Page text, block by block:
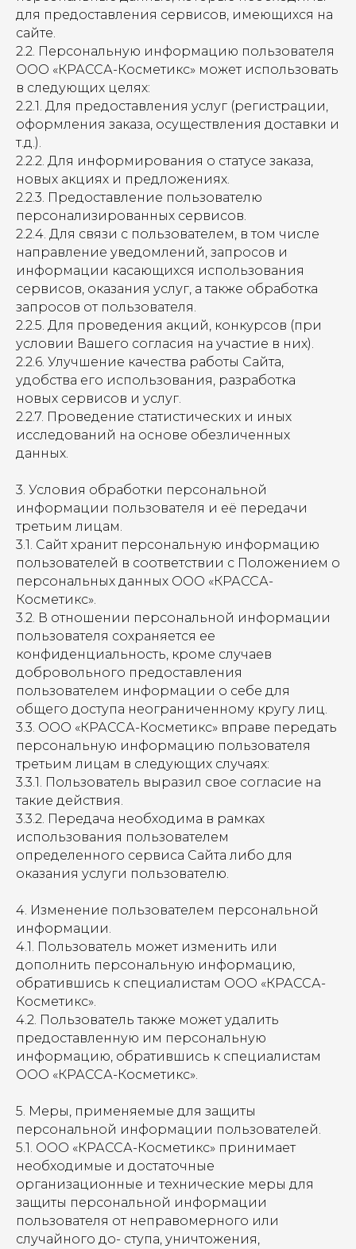
для предоставления сервисов, имеющихся на
сайте.
2.2. Персональную информацию пользователя
ООО «КРАССА-Косметикс» может использовать
в следующих целях:
2.2.1. Для предоставления услуг (регистрации,
оформления заказа, осуществления доставки и
т.д.).
2.2.2. Для информирования о статусе заказа,
новых акциях и предложениях.
2.2.3. Предоставление пользователю
персонализированных сервисов.
2.2.4. Для связи с пользователем, в том числе
направление уведомлений, запросов и
информации касающихся использования
сервисов, оказания услуг, а также обработка
запросов от пользователя.
2.2.5. Для проведения акций, конкурсов (при
условии Вашего согласия на участие в них).
2.2.6. Улучшение качества работы Сайта,
удобства его использования, разработка
новых сервисов и услуг.
2.2.7. Проведение статистических и иных
исследований на основе обезличенных
данных.
3. Условия обработки персональной
информации пользователя и её передачи
третьим лицам.
3.1. Сайт хранит персональную информацию
пользователей в соответствии с Положением о
персональных данных ООО «КРАССА-
Косметикс».
3.2. В отношении персональной информации
пользователя сохраняется ее
конфиденциальность, кроме случаев
добровольного предоставления
пользователем информации о себе для
общего доступа неограниченному кругу лиц.
3.3. ООО «КРАССА-Косметикс» вправе передать
персональную информацию пользователя
третьим лицам в следующих случаях:
3.3.1. Пользователь выразил свое согласие на
такие действия.
3.3.2. Передача необходима в рамках
использования пользователем
определенного сервиса Сайта либо для
оказания услуги пользователю.
4. Изменение пользователем персональной
информации.
4.1. Пользователь может изменить или
дополнить персональную информацию,
обратившись к специалистам ООО «КРАССА-
Косметикс».
4.2. Пользователь также может удалить
предоставленную им персональную
информацию, обратившись к специалистам
ООО «КРАССА-Косметикс».
5. Меры, применяемые для защиты
персональной информации пользователей.
5.1. ООО «КРАССА-Косметикс» принимает
необходимые и достаточные
организационные и технические меры для
защиты персональной информации
пользователя от неправомерного или
случайного до- ступа, уничтожения,